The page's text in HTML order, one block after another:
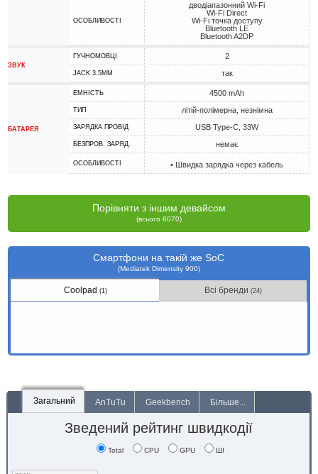
ОСОБЛИВОСТІ
дводіапазонний Wi-Fi
Wi-Fi Direct
Wi-Fi точка доступу
Bluetooth LE
Bluetooth A2DP
ЗВУК
ГУЧНОМОВЦІ 2
JACK 3.5MM так
БАТАРЕЯ
ЕМНІСТЬ 4500 mAh
ТИП літій-полімерна, незнімна
ЗАРЯДКА ПРОВІД USB Type-C, 33W
БЕЗПРОВ. ЗАРЯД. немає
ОСОБЛИВОСТІ • Швидка зарядка через кабель
Порівняти з іншим девайсом
(всього 6070)
Смартфони на такій же SoC
(Mediatek Dimensity 900)
Coolpad (1) Всі бренди(24)
Загальний AnTuTu Geekbench Більше...
Зведений рейтинг швидкодії
Total CPU GPU ШІ